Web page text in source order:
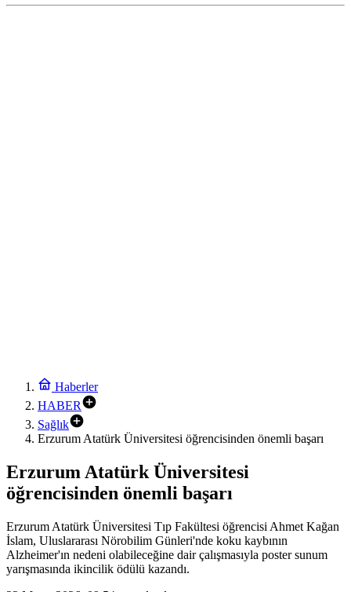
Haberler
HABER
Sağlık
Erzurum Atatürk Üniversitesi öğrencisinden önemli başarı
Erzurum Atatürk Üniversitesi
öğrencisinden önemli başarı
Erzurum Atatürk Üniversitesi Tıp Fakültesi öğrencisi Ahmet Kağan
İslam, Uluslararası Nörobilim Günleri'nde koku kaybının
Alzheimer'ın nedeni olabileceğine dair çalışmasıyla poster sunum
yarışmasında ikincilik ödülü kazandı.